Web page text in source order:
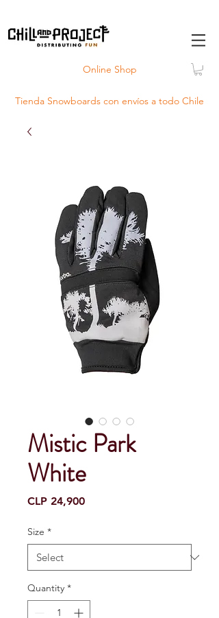
Online Shop
Tienda Snowboards con envíos a todo Chile
Mistic Park
White
CLP 24,900Price
Size *
Quantity *